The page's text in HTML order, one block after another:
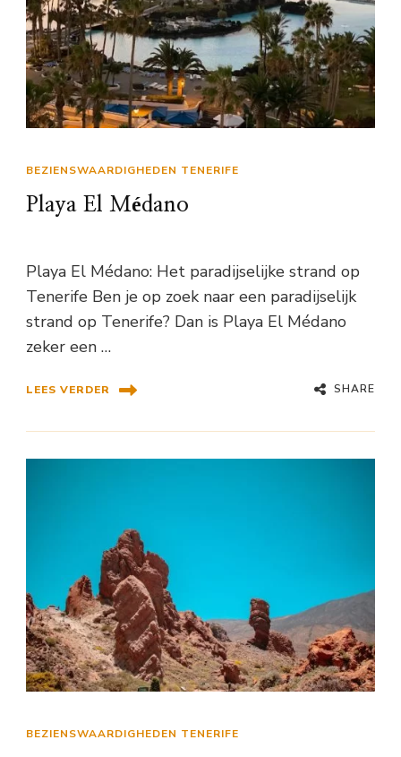
BEZIENSWAARDIGHEDEN TENERIFE
Playa El Médano
Playa El Médano: Het paradijselijke strand op
Tenerife Ben je op zoek naar een paradijselijk
strand op Tenerife? Dan is Playa El Médano
zeker een …
LEES VERDER SHARE
BEZIENSWAARDIGHEDEN TENERIFE